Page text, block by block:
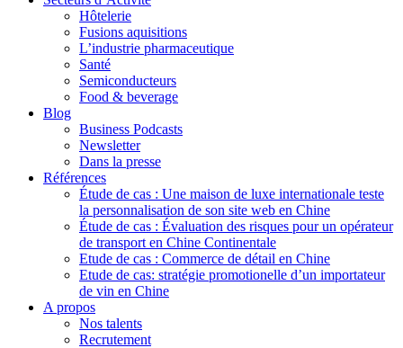
Hôtelerie
Fusions aquisitions
L’industrie pharmaceutique
Santé
Semiconducteurs
Food & beverage
Blog
Business Podcasts
Newsletter
Dans la presse
Références
Étude de cas : Une maison de luxe internationale teste
la personnalisation de son site web en Chine
Étude de cas : Évaluation des risques pour un opérateur
de transport en Chine Continentale
Etude de cas : Commerce de détail en Chine
Etude de cas: stratégie promotionelle d’un importateur
de vin en Chine
A propos
Nos talents
Recrutement